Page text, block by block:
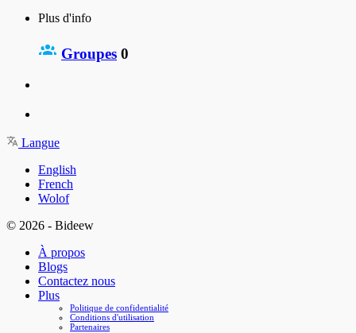
Plus d'info
Groupes 0
Langue
English
French
Wolof
© 2026 - Bideew
À propos
Blogs
Contactez nous
Plus
Politique de confidentialité
Conditions d'utilisation
Partenaires